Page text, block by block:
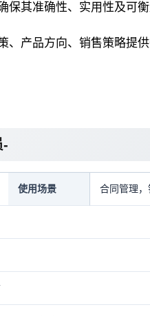
保其准确性、实用性及可
产品方向、销售策略提供
-
使用场景 合同管理